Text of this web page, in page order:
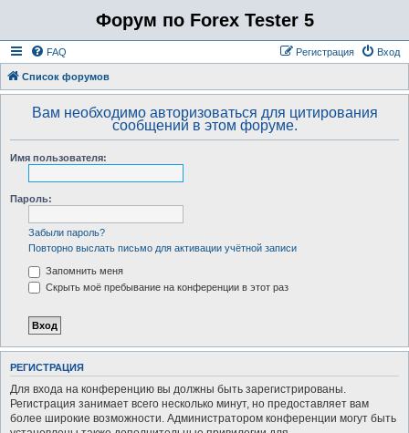
Форум по Forex Tester 5
FAQ Вход
Регистрация
Список форумов
Вам необходимо авторизоваться для цитирования
сообщений в этом форуме.
Имя пользователя:
Пароль:
Забыли пароль?
Повторно выслать письмо для активации учётной записи
Запомнить меня
Скрыть моё пребывание на конференции в этот раз
РЕГИСТРАЦИЯ
Для входа на конференцию вы должны быть зарегистрированы.
Регистрация занимает всего несколько минут, но предоставляет вам
более широкие возможности. Администратором конференции могут быть